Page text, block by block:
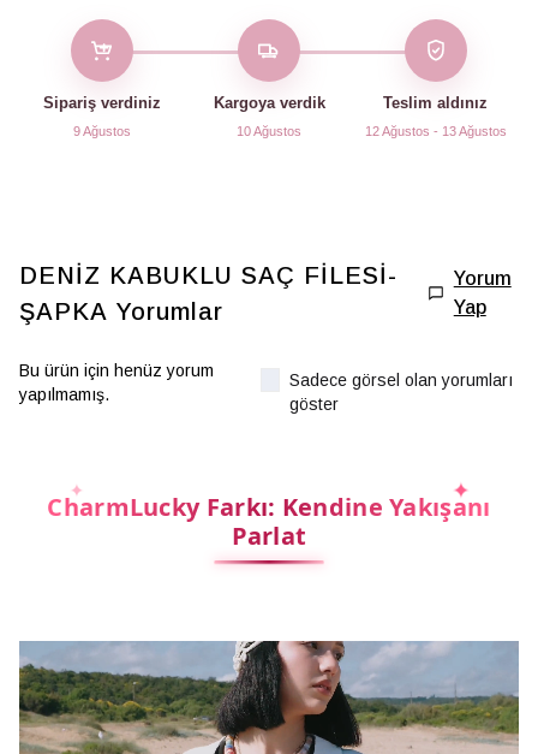
Sipariş verdiniz
9 Ağustos
Kargoya verdik
10 Ağustos
Teslim aldınız
12 Ağustos - 13 Ağustos
DENİZ KABUKLU SAÇ FİLESİ-
ŞAPKA Yorumlar
Yorum
Yap
Bu ürün için henüz yorum
yapılmamış.
Sadece görsel olan yorumları
göster
CharmLucky Farkı: Kendine Yakışanı
Parlat